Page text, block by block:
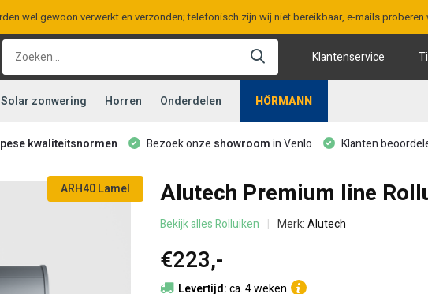
wel gewoon verwerkt en verzonden; telefonisch zijn wij niet bereikbaar, e-mails
Klantenservice
Solar zonwering Horren Onderdelen HÖRMANN
kwaliteitsnormen Bezoek onze showroomin Venlo Klanten
ARH40 Lamel Alutech Premium line
Bekijk alles Rolluiken Merk:Alutech
€223,-
Levertijd:ca. 4 weken